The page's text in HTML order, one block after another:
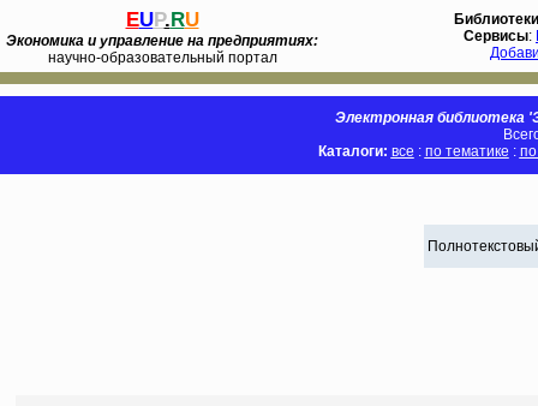
EUP.RU
Экономика и управление на предприятиях:
научно-образовательный портал
Библиотеки
Сервисы:
Электронная библиотека
Каталоги: все : по тематике :